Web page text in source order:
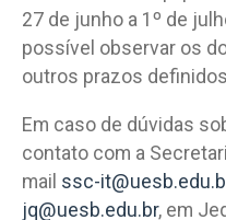
27 de junho a 1º de
possível observar os
outros prazos
Em caso de dúvidas
contato com a
mail ssc-
jq@uesb.edu.br, em